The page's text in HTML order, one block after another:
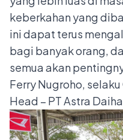
keberkahan yang
ini dapat terus
bagi banyak orang,
semua akan
Ferry Nugroho,
Head – PT Astra